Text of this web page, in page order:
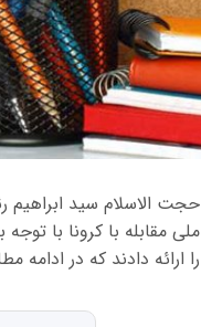
حجت الاسلام سید
را ارائه دادند که در